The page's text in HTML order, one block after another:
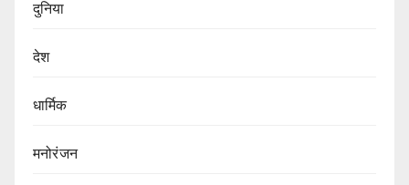
दुनिया
देश
धार्मिक
मनोरंजन